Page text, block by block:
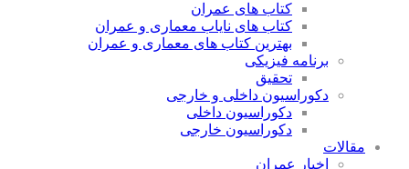
کتاب های عمران
کتاب های نایاب معماری و عمران
بهترین کتاب های معماری و عمران
برنامه فیزیکی
تحقیق
دکوراسیون داخلی و خارجی
دکوراسیون داخلی
دکوراسیون خارجی
مقالات
اخبار عمران